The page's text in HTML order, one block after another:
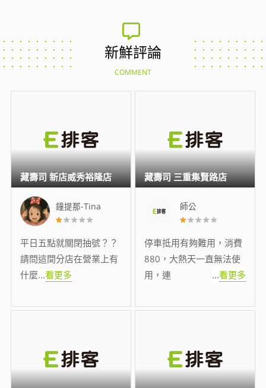
新鮮評論
COMMENT
鐘提那-Tina
平日五點就關閉抽號？？
請問這間分店在營業上有
什麼...看更多
藏壽司 新店威秀裕隆店
師公
停車抵用有夠難用，消費
880，大熱天一直無法使
用，連
...看更多
藏壽司 三重集賢路店